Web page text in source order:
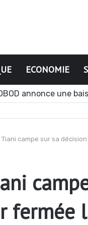
ECONOMIE
annonce une
Tiani campe sur sa
fermée